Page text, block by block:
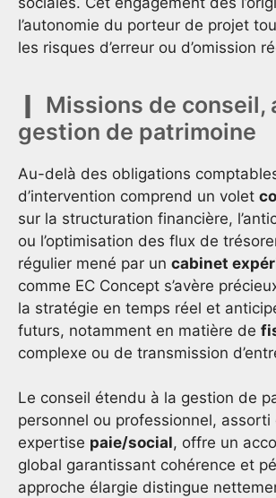
l’autonomie du porteur de projet
les risques d’erreur ou d’omission
Missions de conseil,
gestion de patrimoine
Au-delà des obligations
d’intervention comprend un volet
sur la structuration financière,
ou l’optimisation des flux de
régulier mené par un cabinet
comme EC Concept s’avère
la stratégie en temps réel et
futurs, notamment en matière de
complexe ou de transmission
Le conseil étendu à la gestion de
personnel ou professionnel, assorti
expertise paie/social, offre un
global garantissant cohérence et
approche élargie distingue